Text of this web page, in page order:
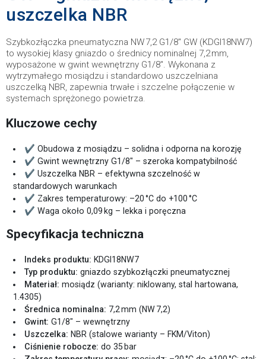
uszczelka NBR
Szybkozłączka pneumatyczna NW 7,2 G1/8" GW (KDGI18NW7)
to wysokiej klasy gniazdo o średnicy nominalnej 7,2 mm,
wyposażone w gwint wewnętrzny G1/8″. Wykonana z
wytrzymałego mosiądzu i standardowo uszczelniana
uszczelką NBR, zapewnia trwałe i szczelne połączenie w
systemach sprężonego powietrza.
Kluczowe cechy
✔ Obudowa z mosiądzu – solidna i odporna na korozję
✔ Gwint wewnętrzny G1/8" – szeroka kompatybilność
✔ Uszczelka NBR – efektywna szczelność w
standardowych warunkach
✔ Zakres temperaturowy: –20 °C do +100 °C
✔ Waga około 0,09 kg – lekka i poręczna
Specyfikacja techniczna
Indeks produktu: KDGI18NW7
Typ produktu: gniazdo szybkozłączki pneumatycznej
Materiał: mosiądz (warianty: niklowany, stal hartowana,
1.4305)
Średnica nominalna: 7,2 mm (NW 7,2)
Gwint: G1/8″ – wewnętrzny
Uszczelka: NBR (stalowe warianty – FKM/Viton)
Ciśnienie robocze: do 35 bar